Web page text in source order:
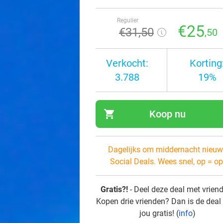
Regulier
€31,50 €25,50
Verkocht:
3.788
19%
shopping_cart Koop nu
Dagelijks om middernacht
Social Deals. Wees snel, op =
Gratis?! - Deel deze deal met
Kopen drie vrienden? Dan is de
jou gratis! (info)